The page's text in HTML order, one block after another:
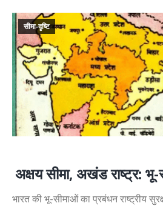
सीमा-दृष्टि
अक्षय सीमा, अखंड राष्ट्र: भू-
भारत की भू-सीमाओं का प्रबंधन राष्ट्रीय